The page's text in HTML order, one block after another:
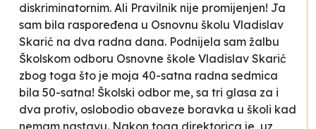
diskriminatornim. Ali Pravilnik nije promijenjen! Ja
sam bila raspoređena u Osnovnu školu Vladislav
Skarić na dva radna dana. Podnijela sam žalbu
Školskom odboru Osnovne škole Vladislav Skarić
zbog toga što je moja 40-satna radna sedmica
bila 50-satna! Školski odbor me, sa tri glasa za i
dva protiv, oslobodio obaveze boravka u školi kad